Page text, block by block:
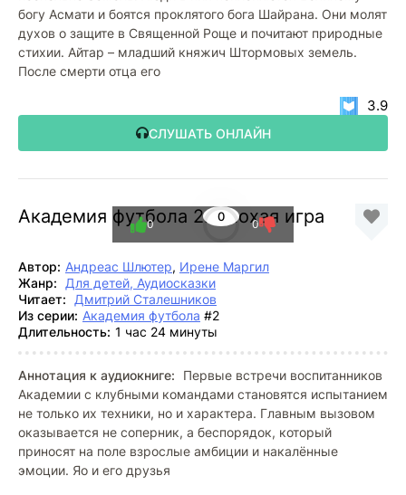
богу Асмати и боятся проклятого бога Шайрана. Они молят
духов о защите в Священной Роще и почитают природные
стихии. Айтар – младший княжич Штормовых земель.
После смерти отца его
СЛУШАТЬ ОНЛАЙН
3.9
Академия футбола 2. Плохая игра
0
0 0
Автор: Андреас Шлютер, Ирене Маргил
Жанр:
Для детей, Аудиосказки
Читает:
Дмитрий Сталешников
Из серии: Академия футбола #2
Длительность: 1 час 24 минуты
Аннотация к аудиокниге:
Первые встречи воспитанников
Академии с клубными командами становятся испытанием
не только их техники, но и характера. Главным вызовом
оказывается не соперник, а беспорядок, который
приносят на поле взрослые амбиции и накалённые
эмоции. Яо и его друзья